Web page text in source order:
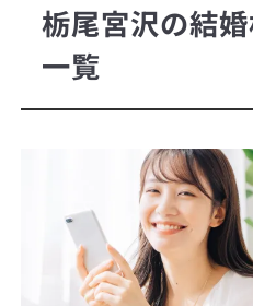
栃尾宮沢の結
一覧